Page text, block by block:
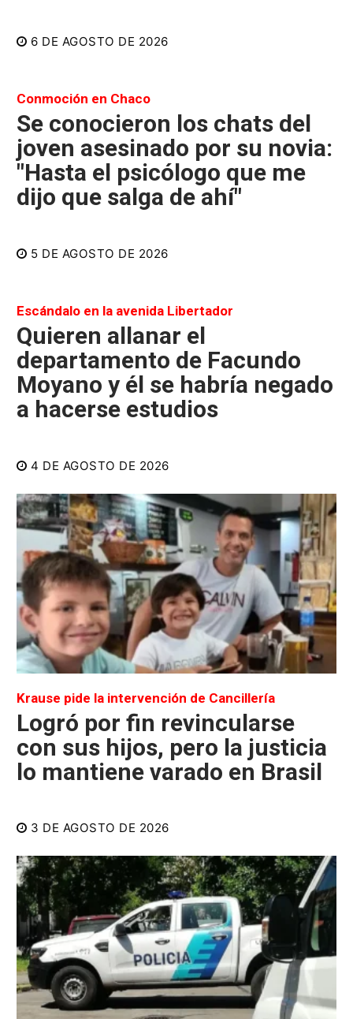
6 DE AGOSTO DE 2026
Conmoción en Chaco
Se conocieron los chats del
joven asesinado por su novia:
"Hasta el psicólogo que me
dijo que salga de ahí"
5 DE AGOSTO DE 2026
Escándalo en la avenida Libertador
Quieren allanar el
departamento de Facundo
Moyano y él se habría negado
a hacerse estudios
4 DE AGOSTO DE 2026
Krause pide la intervención de Cancillería
Logró por fin revincularse
con sus hijos, pero la justicia
lo mantiene varado en Brasil
3 DE AGOSTO DE 2026